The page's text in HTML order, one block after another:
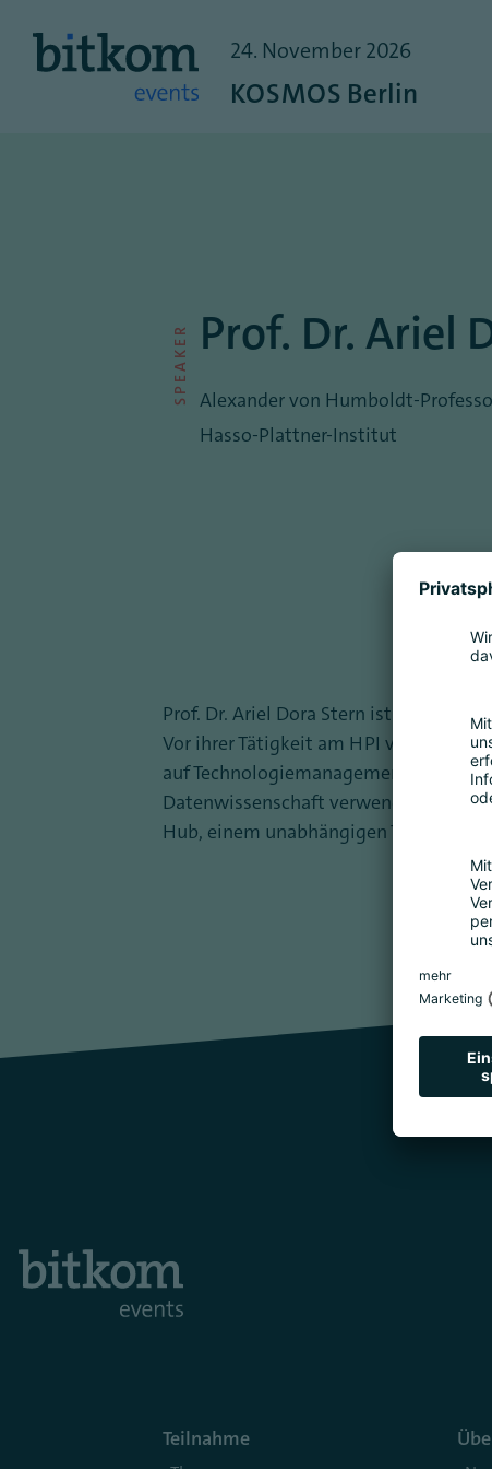
SPEAKER Prof. Dr. Ariel
Alexander von Humboldt-
Hasso-Plattner-Institut
Prof. Dr. Ariel Dora Stern ist
Vor ihrer Tätigkeit am HPI verbrachte
auf Technologiemanagement und
Datenwissenschaft verwendet. Von
Hub, einem unabhängigen Think Tank
Teilnahme
24. November2026
KOSMOS Berlin